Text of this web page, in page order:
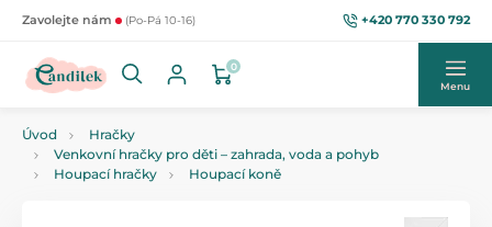
Zavolejte nám (Po-Pá 10-16) +420 770 330 792
0
Menu
Úvod
Hračky
Venkovní hračky pro děti – zahrada, voda a pohyb
Houpací hračky
Houpací koně